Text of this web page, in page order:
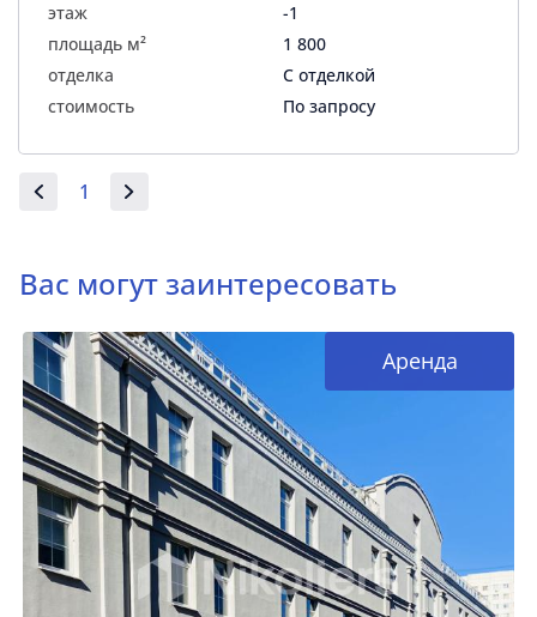
этаж
-1
площадь м²
1 800
отделка
С отделкой
стоимость
По запросу
1
Вас могут заинтересовать
Аренда